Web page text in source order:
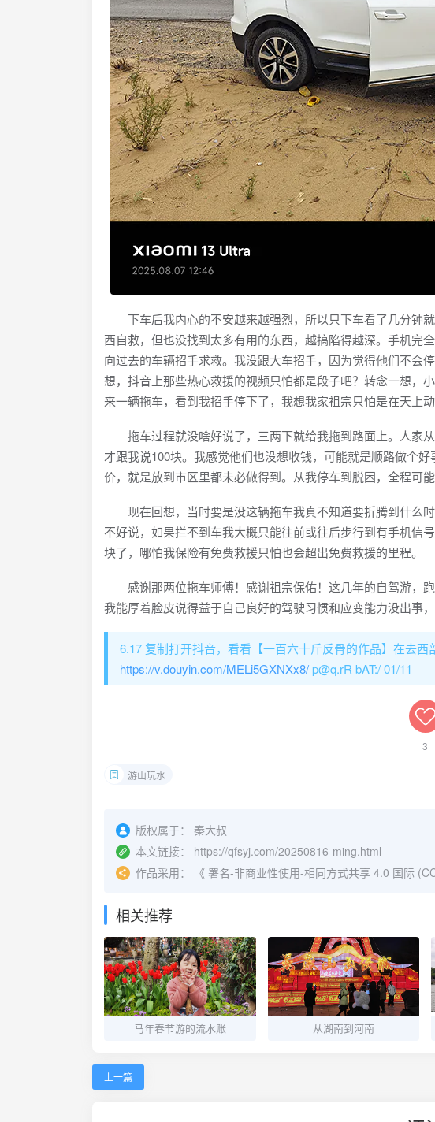
下车后我内心的不安越来越强烈，所以只下车看了几分钟
西自救，但也没找到太多有用的东西，越搞陷得越深。手机完
向过去的车辆招手求救。我没跟大车招手，因为觉得他们不会
想，抖音上那些热心救援的视频只怕都是段子吧？转念一想，
来一辆拖车，看到我招手停下了，我想我家祖宗只怕是在天上
拖车过程就没啥好说了，三两下就给我拖到路面上。人家
才跟我说100块。我感觉他们也没想收钱，可能就是顺路做个
价，就是放到市区里都未必做得到。从我停车到脱困，全程可
现在回想，当时要是没这辆拖车我真不知道要折腾到什么
不好说，如果拦不到车我大概只能往前或往后步行到有手机信
块了，哪怕我保险有免费救援只怕也会超出免费救援的里程。
感谢那两位拖车师傅！感谢祖宗保佑！这几年的自驾游，
我能厚着脸皮说得益于自己良好的驾驶习惯和应变能力没出事
6.17 复制打开抖音，看看【一百六十斤反骨的作品】在去西
https://v.douyin.com/MELi5GXNXx8/p@q.rR bAT:/ 01/11
3
游山玩水
版权属于：
秦大叔
本文链接：
https://qfsyj.com/20250816-ming.html
作品采用：
《 署名-非商业性使用-相同方式共享 4.0 国际
相关推荐
马年春节游的流水账 从湖南到河南
上一篇